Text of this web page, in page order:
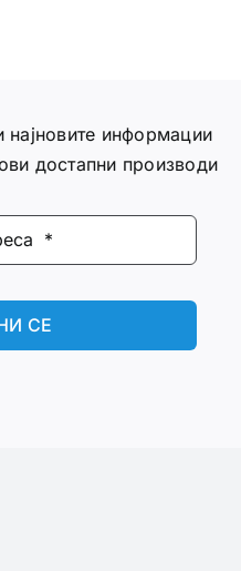
најновите информации
достапни производи
СЕ